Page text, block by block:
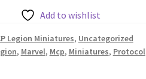
Add to wishlist
Legion Miniatures, Uncategorized
, Marvel, Mcp, Miniatures, Protocol